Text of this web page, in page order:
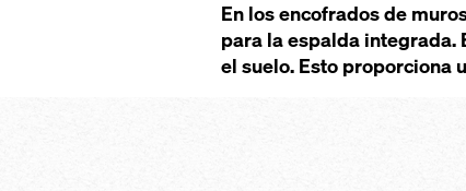
En los encofrados de
para la espalda integrada.
el suelo. Esto proporciona